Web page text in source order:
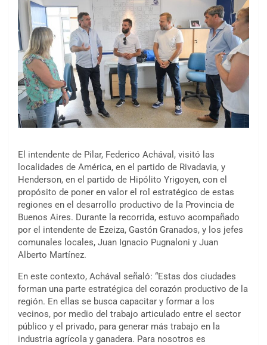
El intendente de Pilar, Federico Achával, visitó las
localidades de América, en el partido de Rivadavia, y
Henderson, en el partido de Hipólito Yrigoyen, con el
propósito de poner en valor el rol estratégico de estas
regiones en el desarrollo productivo de la Provincia de
Buenos Aires. Durante la recorrida, estuvo acompañado
por el intendente de Ezeiza, Gastón Granados, y los jefes
comunales locales, Juan Ignacio Pugnaloni y Juan
Alberto Martínez.
En este contexto, Achával señaló: “Estas dos ciudades
forman una parte estratégica del corazón productivo de la
región. En ellas se busca capacitar y formar a los
vecinos, por medio del trabajo articulado entre el sector
público y el privado, para generar más trabajo en la
industria agrícola y ganadera. Para nosotros es